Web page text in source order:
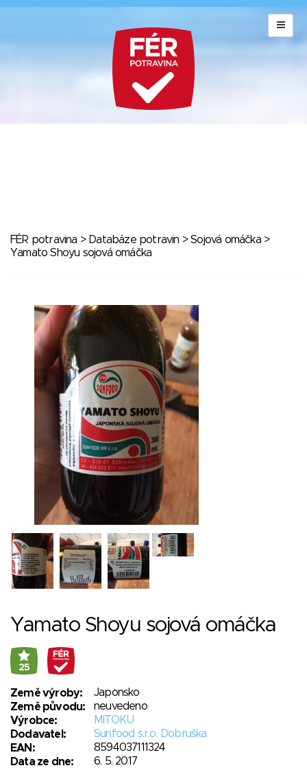
FÉR potravina > Databáze potravin >Sojová omáčka>
Yamato Shoyu sojová omáčka
Yamato Shoyu sojová omáčka
25
Země výroby:
Japonsko
Země původu:
neuvedeno
Výrobce:
MITOKU
Dodavatel:
Sunfood s.r.o. Dobruška
EAN:
8594037111324
Data ze dne:
6. 5. 2017